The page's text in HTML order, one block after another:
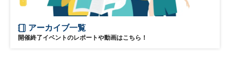
アーカイブ一覧
開催終了イベントのレポートや動画はこちら！